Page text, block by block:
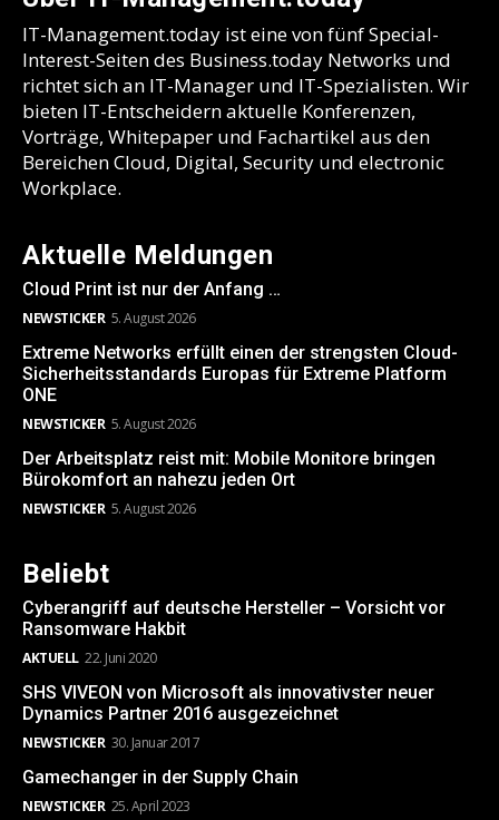
IT-Management.today ist eine von fünf Special-
Interest-Seiten des Business.today Networks und
richtet sich an IT-Manager und IT-Spezialisten. Wir
bieten IT-Entscheidern aktuelle Konferenzen,
Vorträge, Whitepaper und Fachartikel aus den
Bereichen Cloud, Digital, Security und electronic
Workplace.
Aktuelle Meldungen
Cloud Print ist nur der Anfang …
NEWSTICKER 5. August 2026
Extreme Networks erfüllt einen der strengsten Cloud-
Sicherheitsstandards Europas für Extreme Platform
ONE
NEWSTICKER 5. August 2026
Der Arbeitsplatz reist mit: Mobile Monitore bringen
Bürokomfort an nahezu jeden Ort
NEWSTICKER 5. August 2026
Beliebt
Cyberangriff auf deutsche Hersteller – Vorsicht vor
Ransomware Hakbit
AKTUELL 22. Juni 2020
SHS VIVEON von Microsoft als innovativster neuer
Dynamics Partner 2016 ausgezeichnet
NEWSTICKER 30. Januar 2017
Gamechanger in der Supply Chain
NEWSTICKER 25. April 2023